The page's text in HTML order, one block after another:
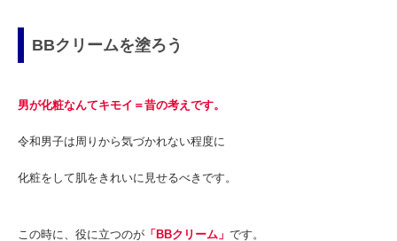
BBクリームを塗ろう
男が化粧なんてキモイ＝昔の考えです。
令和男子は周りから気づかれない程度に
化粧をして肌をきれいに見せるべきです。
この時に、役に立つのが 「BBクリーム」 です。